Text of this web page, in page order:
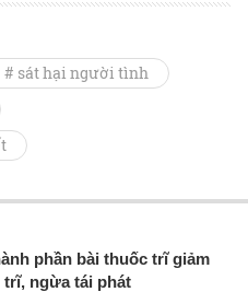
# sát hại người tình
phần bài thuốc trĩ giảm
trĩ, ngừa tái phát